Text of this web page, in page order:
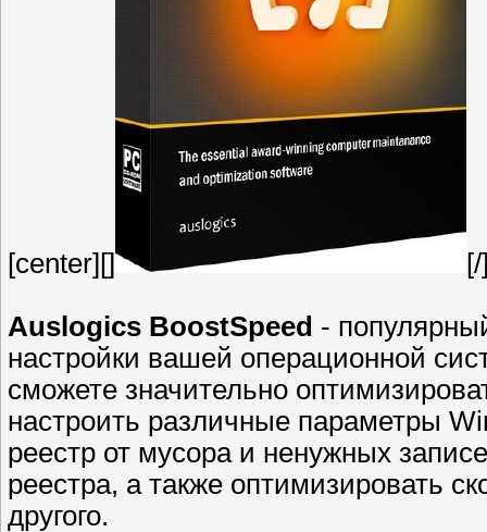
[center][]
Auslogics BoostSpeed -
настройки вашей операционной
сможете значительно
настроить различные параметры
реестр от мусора и ненужных
реестра, а также оптимизировать
другого.